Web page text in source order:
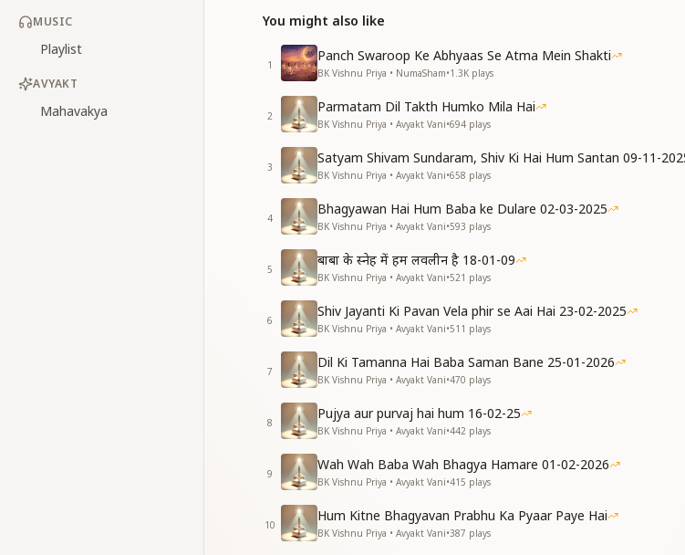
MUSIC
Playlist
AVYAKT
Mahavakya
मैं पन को हम कर लें खत्म, बाबा के संग चले हम वतन ।
You might also like
1
Panch Swaroop Ke Abhyaas Se Atma Mein Shakti
BK Vishnu Priya • NumaSham•1.3K plays
2
Parmatam Dil Takth Humko Mila Hai
BK Vishnu Priya • Avyakt Vani•694 plays
3
Satyam Shivam Sundaram, Shiv Ki Hai Hum Santan 09-11-
BK Vishnu Priya • Avyakt Vani•658 plays
4
Bhagyawan Hai Hum Baba ke Dulare 02-03-2025
BK Vishnu Priya • Avyakt Vani•593 plays
5
बाबा के स्नेह में हम लवलीन है 18-01-09
BK Vishnu Priya • Avyakt Vani•521 plays
6
Shiv Jayanti Ki Pavan Vela phir se Aai Hai 23-02-2025
BK Vishnu Priya • Avyakt Vani•511 plays
7
Dil Ki Tamanna Hai Baba Saman Bane 25-01-2026
BK Vishnu Priya • Avyakt Vani•470 plays
8
Pujya aur purvaj hai hum 16-02-25
BK Vishnu Priya • Avyakt Vani•442 plays
9
Wah Wah Baba Wah Bhagya Hamare 01-02-2026
BK Vishnu Priya • Avyakt Vani•415 plays
10
Hum Kitne Bhagyavan Prabhu Ka Pyaar Paye Hai
BK Vishnu Priya • Avyakt Vani•387 plays